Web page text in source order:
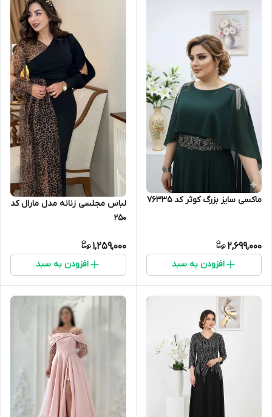
ماکسی سایز بزرگ کوثر کد 76335
2,699,000
افزودن به سبد
لباس مجلسی زنانه مدل مارال کد
250
1,259,000
افزودن به سبد